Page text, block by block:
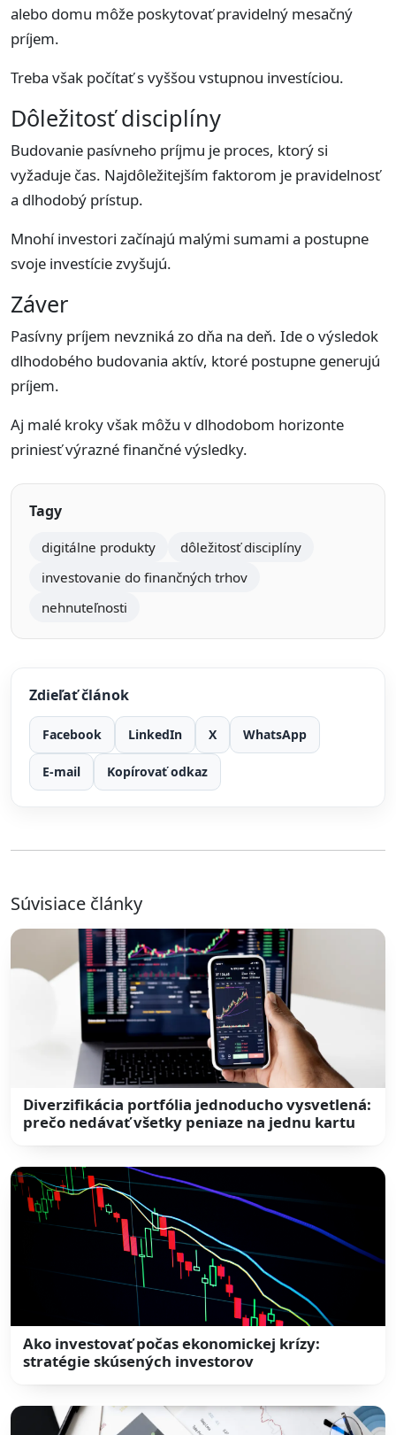
alebo domu môže poskytovať pravidelný mesačný
príjem.
Treba však počítať s vyššou vstupnou investíciou.
Dôležitosť disciplíny
Budovanie pasívneho príjmu je proces, ktorý si
vyžaduje čas. Najdôležitejším faktorom je pravidelnosť
a dlhodobý prístup.
Mnohí investori začínajú malými sumami a postupne
svoje investície zvyšujú.
Záver
Pasívny príjem nevzniká zo dňa na deň. Ide o výsledok
dlhodobého budovania aktív, ktoré postupne generujú
príjem.
Aj malé kroky však môžu v dlhodobom horizonte
priniesť výrazné finančné výsledky.
Tagy
digitálne produkty
dôležitosť disciplíny
investovanie do finančných trhov
nehnuteľnosti
Zdieľať článok
Facebook LinkedIn X WhatsApp
E-mail Kopírovať odkaz
Súvisiace články
Diverzifikácia portfólia jednoducho vysvetlená:
prečo nedávať všetky peniaze na jednu kartu
Ako investovať počas ekonomickej krízy:
stratégie skúsených investorov